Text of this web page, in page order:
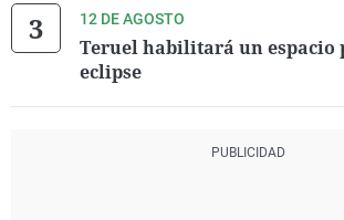
12 DE AGOSTO
Teruel habilitará un espacio
eclipse